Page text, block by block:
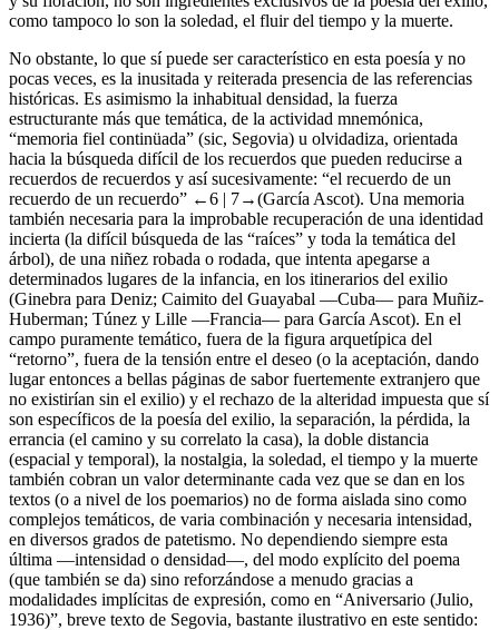
como tampoco lo son la soledad, el fluir del tiempo y la muerte.
No obstante, lo que sí puede ser característico en esta poesía y no
pocas veces, es la inusitada y reiterada presencia de las referencias
históricas. Es asimismo la inhabitual densidad, la fuerza
estructurante más que temática, de la actividad mnemónica,
“memoria fiel continüada” (sic, Segovia) u olvidadiza, orientada
hacia la búsqueda difícil de los recuerdos que pueden reducirse a
recuerdos de recuerdos y así sucesivamente: “el recuerdo de un
recuerdo de un recuerdo” ←6 | 7→(García Ascot). Una memoria
también necesaria para la improbable recuperación de una identidad
incierta (la difícil búsqueda de las “raíces” y toda la temática del
árbol), de una niñez robada o rodada, que intenta apegarse a
determinados lugares de la infancia, en los itinerarios del exilio
(Ginebra para Deniz; Caimito del Guayabal —Cuba— para Muñiz-
Huberman; Túnez y Lille —Francia— para García Ascot). En el
campo puramente temático, fuera de la figura arquetípica del
“retorno”, fuera de la tensión entre el deseo (o la aceptación, dando
lugar entonces a bellas páginas de sabor fuertemente extranjero que
no existirían sin el exilio) y el rechazo de la alteridad impuesta que sí
son específicos de la poesía del exilio, la separación, la pérdida, la
errancia (el camino y su correlato la casa), la doble distancia
(espacial y temporal), la nostalgia, la soledad, el tiempo y la muerte
también cobran un valor determinante cada vez que se dan en los
textos (o a nivel de los poemarios) no de forma aislada sino como
complejos temáticos, de varia combinación y necesaria intensidad,
en diversos grados de patetismo. No dependiendo siempre esta
última —intensidad o densidad—, del modo explícito del poema
(que también se da) sino reforzándose a menudo gracias a
modalidades implícitas de expresión, como en “Aniversario (Julio,
1936)”, breve texto de Segovia, bastante ilustrativo en este sentido: